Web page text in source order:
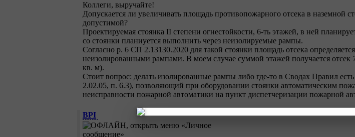
Коллеги, выручайте!
Допускается ли увеличивать площадь противопожарного отсека в наземной
допустимой?
Проектируемая стоянка II степени огнестойкости, 6-ть этажей, в ней
со стоянки планиуется выполнить через неизолируемые рампы.
Согласно р. 6 СП 2.13130.2020 для такой стоянки площадь отсека
неизолированными рампами. В моем случае суммой этажей получается
кв. м).
Стоит вопрос: делать изолированные рампы либо где-то в Сводах Правил
2.02.05, п. 6.3), позволяющий при оборудовании стоянки автоматическим
неисправности пожарной автоматики на пункт диспетчеризации пожарной
BPI